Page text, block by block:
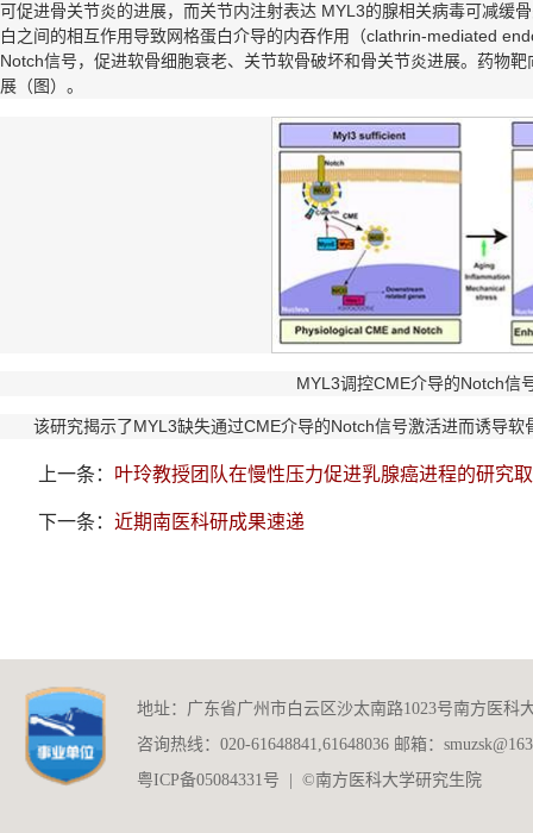
可促进骨关节炎的进展，而关节内注射表达 MYL3的腺相关病毒可减缓
白之间的相互作用导致网格蛋白介导的内吞作用（clathrin-mediated
Notch信号，促进软骨细胞衰老、关节软骨破坏和骨关节炎进展。药物
展（图）。
MYL3调控CME介导的Notch信
该研究揭示了MYL3缺失通过CME介导的Notch信号激活进而诱导
上一条： 叶玲教授团队在慢性压力促进乳腺癌进程的研究
下一条： 近期南医科研成果速递
地址：广东省广州市白云区沙太南路1023号南方医科
咨询热线：020-61648841,61648036 邮箱：
粤ICP备05084331号 | ©南方医科大学研究生院